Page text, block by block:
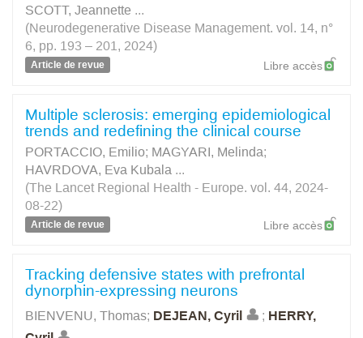
SCOTT, Jeannette ...
(Neurodegenerative Disease Management. vol. 14, n°
6, pp. 193 – 201, 2024)
Article de revue Libre accès
Multiple sclerosis: emerging epidemiological
trends and redefining the clinical course
PORTACCIO, Emilio; MAGYARI, Melinda;
HAVRDOVA, Eva Kubala ...
(The Lancet Regional Health - Europe. vol. 44, 2024-
08-22)
Article de revue Libre accès
Tracking defensive states with prefrontal
dynorphin-expressing neurons
BIENVENU, Thomas; DEJEAN, Cyril ; HERRY,